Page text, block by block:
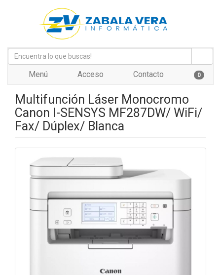
Menú Acceso Contacto 0
Multifunción Láser Monocromo
Canon I-SENSYS MF287DW/ WiFi/
Fax/ Dúplex/ Blanca